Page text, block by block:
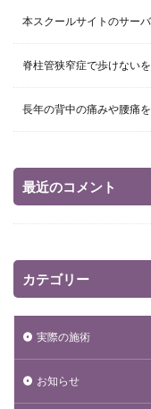
本スクールサイトのサー
脊柱管狭窄症で歩けない
長年の背中の痛みや腰痛
最近のコメント
カテゴリー
実際の施術
お知らせ